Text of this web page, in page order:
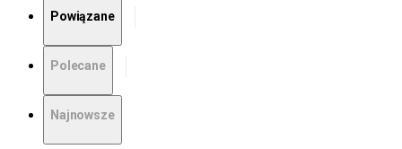
Powiązane
Polecane
Najnowsze